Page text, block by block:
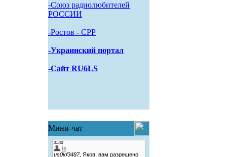
-Союз радиолюбителей
РОССИИ
-Pостов - CPP
-Украинский портал
-Сайт RU6LS
Мини-чат